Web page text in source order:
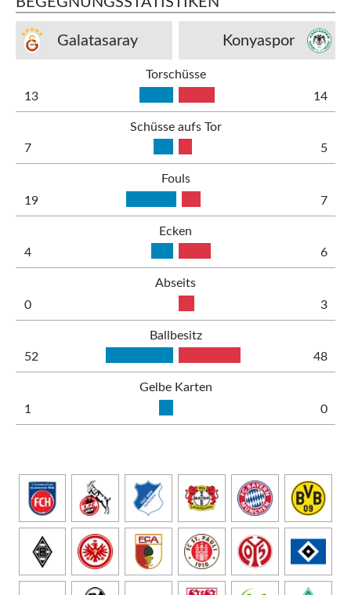
Galatasaray Konyaspor
Torschüsse
13
14
Schüsse aufs Tor
7
5
Fouls
19
7
Ecken
4
6
Abseits
0
3
Ballbesitz
52
48
Gelbe Karten
1
0